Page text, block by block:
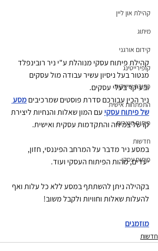
קהילת און ליין
מיתוג
קידום אורגני
קופירייטינג
כתיבה שיווקית
התפתחות אישית
פיתוח מוצרים
חדשות
פיתוח עסקי
קהילת פיתוח עסקי מנוהלת ע"י ניר רובינפלד
מנטור בעל ניסיון עשיר עבודה מול עסקים
ובעיקר בעלי עסקים.
ניר הכין עבורכם סדרת פוסטים שמרכיבים מסע
של פיתוח עסקי עם המון שאלות והנחיות ליצירת
קו של צמיחה והתקדמות עסקית ואישית.
במסע ניר מדבר על המרחב הפיננסי, חזון,
יעדים, מהות הפיתוח העסקי ועוד.
בקהילה ניתן להשתתף במסע ללא כל עלות ואף
להעלות שאלות וחוויות ולקבל משוב!
מוזמנים
חדשות